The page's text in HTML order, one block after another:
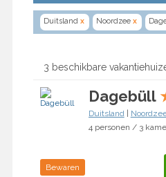
Duitsland x Noordzee x
3 beschikbare
Dagebüll
Duitsland|
Bewaren